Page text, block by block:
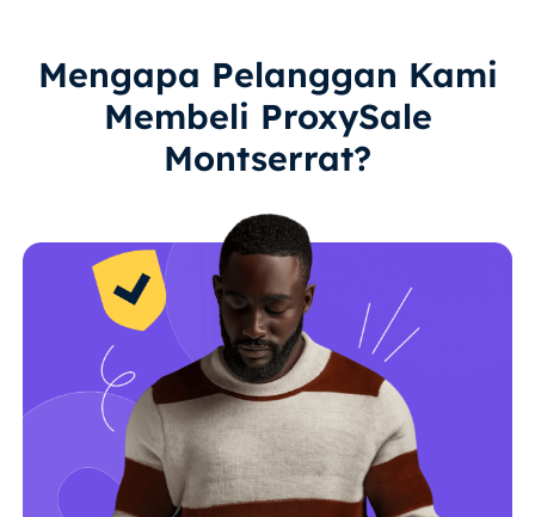
Mengapa Pelanggan Kami
Membeli ProxySale
Montserrat?